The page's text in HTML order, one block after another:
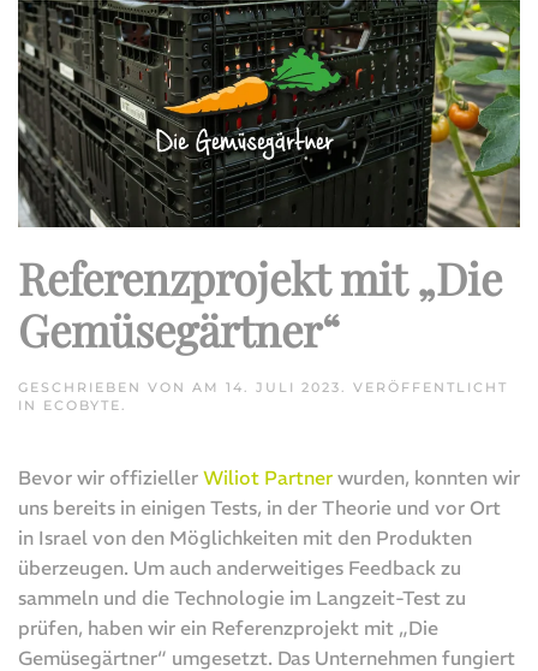
Referenzprojekt mit „Die
Gemüsegärtner“
GESCHRIEBEN VON AM 14. JULI 2023
. VERÖFFENTLICHT
IN ECOBYTE
Bevor wir offizieller Wiliot Partner wurden, konnten wir
uns bereits in einigen Tests, in der Theorie und vor Ort
in Israel von den Möglichkeiten mit den Produkten
überzeugen. Um auch anderweitiges Feedback zu
sammeln und die Technologie im Langzeit-Test zu
prüfen, haben wir ein Referenzprojekt mit „Die
Gemüsegärtner“ umgesetzt. Das Unternehmen fungiert